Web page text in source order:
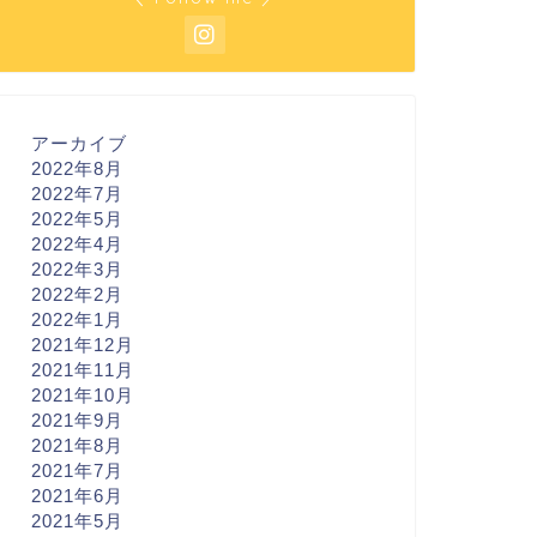
アーカイブ
2022年8月
2022年7月
2022年5月
2022年4月
2022年3月
2022年2月
2022年1月
2021年12月
2021年11月
2021年10月
2021年9月
2021年8月
2021年7月
2021年6月
2021年5月